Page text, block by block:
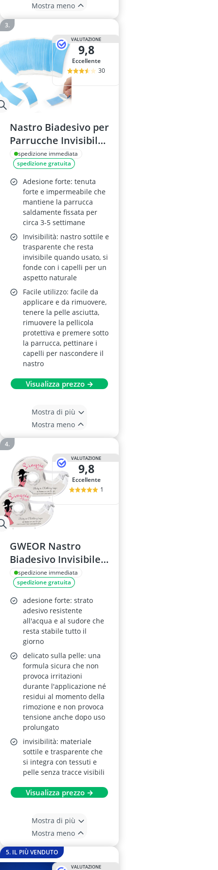
Mostra meno
VALUTAZIONE
9,8
Eccellente
30
Nastro Biadesivo per
Parrucche Invisibile
e Impermeabile, per
Parrucche con Pizzo
Frontale (Toupet), 60
pezzi
spedizione immediata
spedizione gratuita
Adesione forte: tenuta
forte e impermeabile che
mantiene la parrucca
saldamente fissata per
circa 3-5 settimane
Invisibilità: nastro sottile e
trasparente che resta
invisibile quando usato, si
fonde con i capelli per un
aspetto naturale
Facile utilizzo: facile da
applicare e da rimuovere,
tenere la pelle asciutta,
rimuovere la pellicola
protettiva e premere sotto
la parrucca, pettinare i
capelli per nascondere il
nastro
Visualizza prezzo →
Mostra di più
Mostra meno
VALUTAZIONE
9,8
Eccellente
1
GWEOR Nastro
Biadesivo Invisibile –
2 Scatole, 16mm x
10m, Trasparente,
Per Moda e Corpo
spedizione immediata
spedizione gratuita
adesione forte: strato
adesivo resistente
all'acqua e al sudore che
resta stabile tutto il
giorno
delicato sulla pelle: una
formula sicura che non
provoca irritazioni
durante l'applicazione né
residui al momento della
rimozione e non provoca
tensione anche dopo uso
prolungato
invisibilità: materiale
sottile e trasparente che
si integra con tessuti e
pelle senza tracce visibili
Visualizza prezzo →
Mostra di più
Mostra meno
5. IL PIÙ VENDUTO
VALUTAZIONE